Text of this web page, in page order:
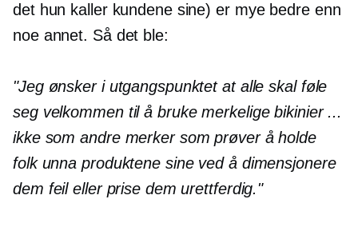
det hun kaller kundene sine) er mye bedre enn
noe annet. Så det ble:
"Jeg ønsker i utgangspunktet at alle skal føle
seg velkommen til å bruke merkelige bikinier ...
ikke som andre merker som prøver å holde
folk unna produktene sine ved å dimensjonere
dem feil eller prise dem urettferdig."